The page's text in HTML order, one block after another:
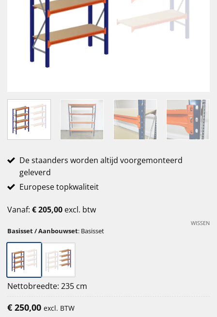
De staanders worden altijd voorgemonteerd
geleverd
Europese topkwaliteit
Vanaf: €205,00 excl. btw
Basisset / Aanbouwset: Basisset
WISSEN
Nettobreedte: 235 cm
€ 250,00 excl. BTW